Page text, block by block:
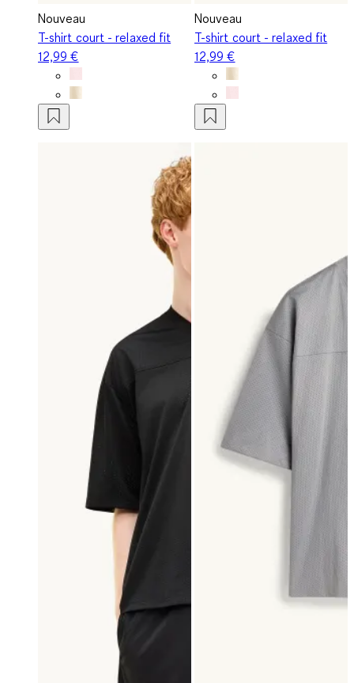
Nouveau
T-shirt court - relaxed fit
12,99 €
Nouveau
T-shirt court - relaxed fit
12,99 €